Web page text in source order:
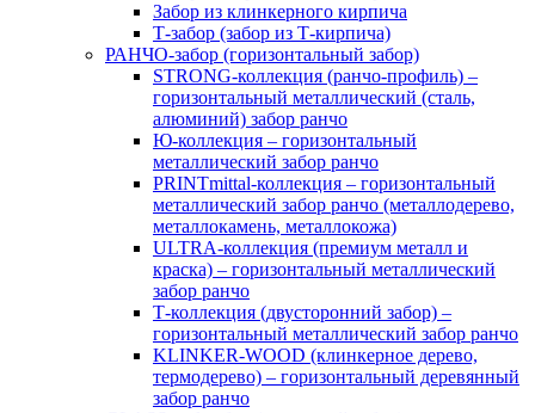
Забор из клинкерного кирпича
Т-забор (забор из Т-кирпича)
РАНЧО-забор (горизонтальный забор)
STRONG-коллекция (ранчо-профиль) –
горизонтальный металлический (сталь,
алюминий) забор ранчо
Ю-коллекция – горизонтальный
металлический забор ранчо
PRINTmittal-коллекция – горизонтальный
металлический забор ранчо (металлодерево,
металлокамень, металлокожа)
ULTRA-коллекция (премиум металл и
краска) – горизонтальный металлический
забор ранчо
Т-коллекция (двусторонний забор) –
горизонтальный металлический забор ранчо
KLINKER-WOOD (клинкерное дерево,
термодерево) – горизонтальный деревянный
забор ранчо